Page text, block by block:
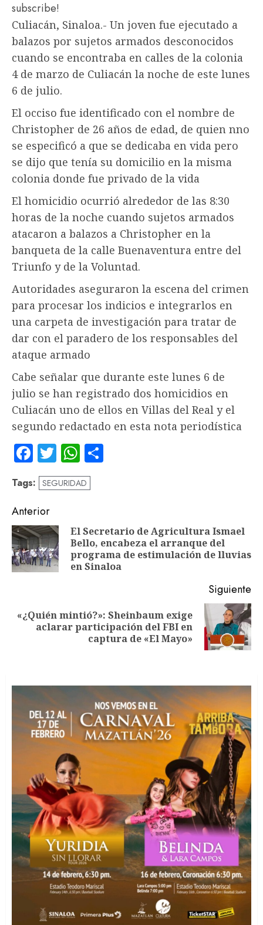
subscribe!
Culiacán, Sinaloa.- Un joven fue ejecutado a
balazos por sujetos armados desconocidos
cuando se encontraba en calles de la colonia
4 de marzo de Culiacán la noche de este lunes
6 de julio.
El occiso fue identificado con el nombre de
Christopher de 26 años de edad, de quien nno
se especificó a que se dedicaba en vida pero
se dijo que tenía su domicilio en la misma
colonia donde fue privado de la vida
El homicidio ocurrió alrededor de las 8:30
horas de la noche cuando sujetos armados
atacaron a balazos a Christopher en la
banqueta de la calle Buenaventura entre del
Triunfo y de la Voluntad.
Autoridades aseguraron la escena del crimen
para procesar los indicios e integrarlos en
una carpeta de investigación para tratar de
dar con el paradero de los responsables del
ataque armado
Cabe señalar que durante este lunes 6 de
julio se han registrado dos homicidios en
Culiacán uno de ellos en Villas del Real y el
segundo redactado en esta nota periodística
Facebook
TwitterWhatsApp
Tags: SEGURIDAD
Navegación
de
entradas
Anterior
El Secretario de Agricultura Ismael
Bello, encabeza el arranque del
programa de estimulación de lluvias
en Sinaloa
Siguiente
Siguiente
«¿Quién mintió?»: Sheinbaum exige
aclarar participación del FBI en
captura de «El Mayo»